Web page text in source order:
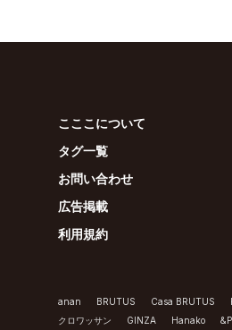
こここについて
タグ一覧
お問い合わせ
広告掲載
利用規約
anan BRUTUS Casa BRUTUS
クロワッサン
GINZA Hanako